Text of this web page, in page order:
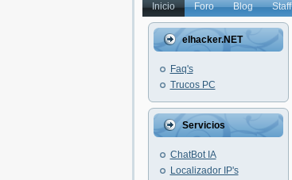
Inicio Foro Blog Staff
elhacker.NET
Faq's
Trucos PC
Servicios
ChatBot IA
Localizador IP's